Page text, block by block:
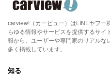
carview!（カービュー）はLINEヤフー
らゆる情報やサービスを提供するサ
報から、ユーザーや専門家のリアルな
多く掲載しています。
知る